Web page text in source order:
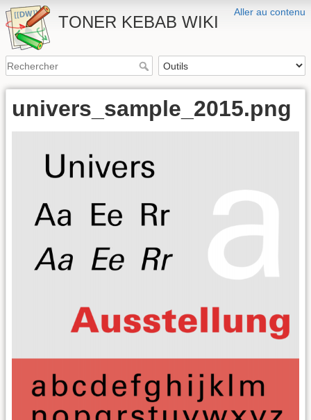
Aller au contenu
TONER KEBAB WIKI
univers_sample_2015.png